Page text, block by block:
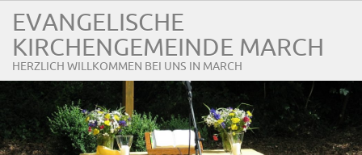
EVANGELISCHE
KIRCHENGEMEINDE MARCH
HERZLICH WILLKOMMEN BEI UNS IN MARCH